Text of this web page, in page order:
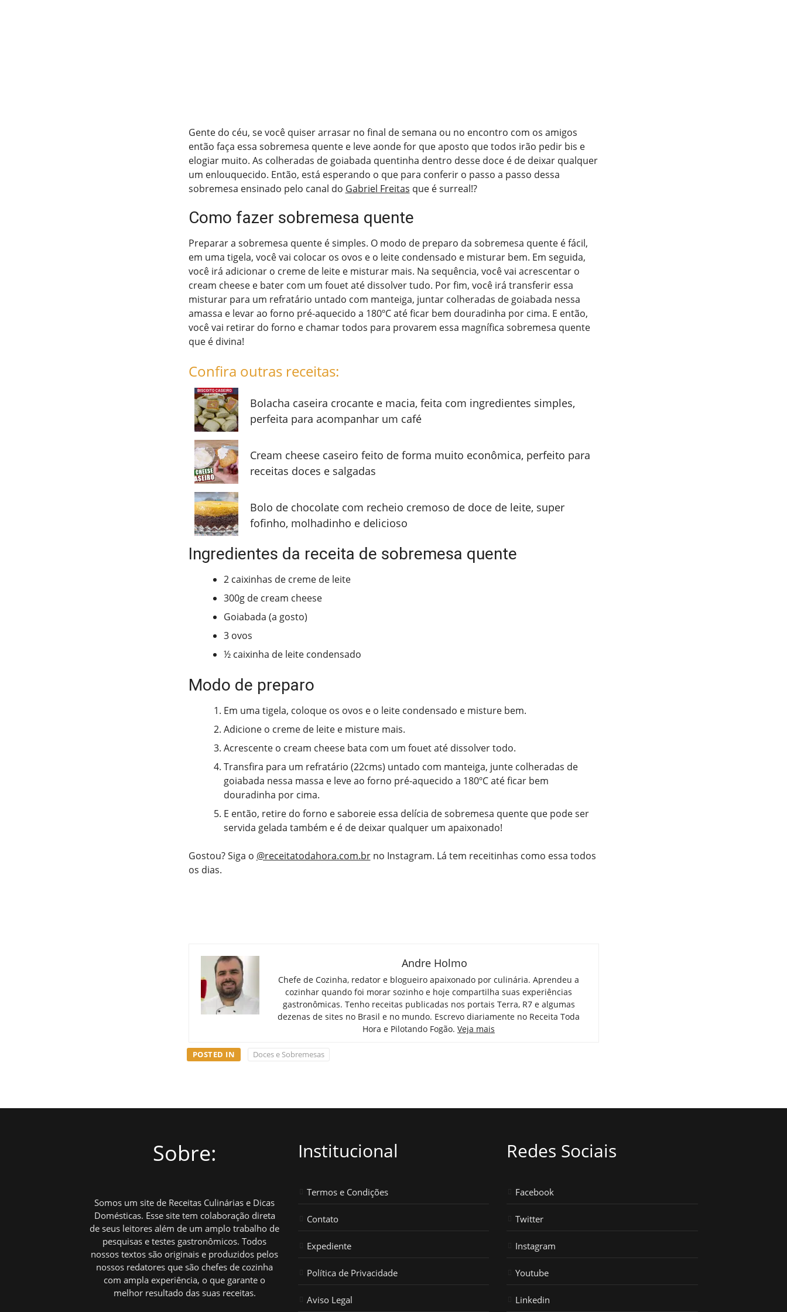
Gente do céu, se você quiser arrasar no final de semana ou no encontro com os amigos
então faça essa sobremesa quente e leve aonde for que aposto que todos irão pedir bis e
elogiar muito. As colheradas de goiabada quentinha dentro desse doce é de deixar qualquer
um enlouquecido. Então, está esperando o que para conferir o passo a passo dessa
sobremesa ensinado pelo canal do Gabriel Freitas que é surreal!?
Como fazer sobremesa quente
Preparar a sobremesa quente é simples. O modo de preparo da sobremesa quente é fácil,
em uma tigela, você vai colocar os ovos e o leite condensado e misturar bem. Em seguida,
você irá adicionar o creme de leite e misturar mais. Na sequência, você vai acrescentar o
cream cheese e bater com um fouet até dissolver tudo. Por fim, você irá transferir essa
misturar para um refratário untado com manteiga, juntar colheradas de goiabada nessa
amassa e levar ao forno pré-aquecido a 180ºC até ficar bem douradinha por cima. E então,
você vai retirar do forno e chamar todos para provarem essa magnífica sobremesa quente
que é divina!
Confira outras receitas:
Bolacha caseira crocante e macia, feita com ingredientes simples,
perfeita para acompanhar um café
Cream cheese caseiro feito de forma muito econômica, perfeito para
receitas doces e salgadas
Bolo de chocolate com recheio cremoso de doce de leite, super
fofinho, molhadinho e delicioso
Ingredientes da receita de sobremesa quente
2 caixinhas de creme de leite
300g de cream cheese
Goiabada (a gosto)
3 ovos
½ caixinha de leite condensado
Modo de preparo
Em uma tigela, coloque os ovos e o leite condensado e misture bem.
Adicione o creme de leite e misture mais.
Acrescente o cream cheese bata com um fouet até dissolver todo.
Transfira para um refratário (22cms) untado com manteiga, junte colheradas de
goiabada nessa massa e leve ao forno pré-aquecido a 180ºC até ficar bem
douradinha por cima.
E então, retire do forno e saboreie essa delícia de sobremesa quente que pode ser
servida gelada também e é de deixar qualquer um apaixonado!
Gostou? Siga o @receitatodahora.com.brno Instagram. Lá tem receitinhas como essa todos
os dias.
Andre Holmo
Chefe de Cozinha, redator e blogueiro apaixonado por culinária. Aprendeu a
cozinhar quando foi morar sozinho e hoje compartilha suas experiências
gastronômicas. Tenho receitas publicadas nos portais Terra, R7 e algumas
dezenas de sites no Brasil e no mundo. Escrevo diariamente no Receita Toda
Hora e Pilotando Fogão. Veja mais
POSTED IN Doces e Sobremesas
Sobre:
Somos um site de Receitas Culinárias e Dicas
Domésticas. Esse site tem colaboração direta
de seus leitores além de um amplo trabalho de
pesquisas e testes gastronômicos. Todos
nossos textos são originais e produzidos pelos
nossos redatores que são chefes de cozinha
com ampla experiência, o que garante o
melhor resultado das suas receitas.
Institucional
Termos e Condições
Contato
Expediente
Política de Privacidade
Aviso Legal
Redes Sociais
Facebook
Twitter
Instagram
Youtube
Linkedin